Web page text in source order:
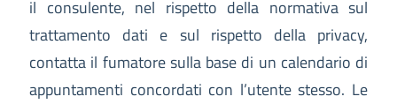
il consulente, nel rispetto della normativa sul
trattamento dati e sul rispetto della privacy,
contatta il fumatore sulla base di un calendario di
appuntamenti concordati con l’utente stesso. Le